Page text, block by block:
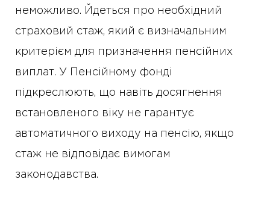
неможливо. Йдеться про необхідний
страховий стаж, який є визначальним
критерієм для призначення пенсійних
виплат. У Пенсійному фонді
підкреслюють, що навіть досягнення
встановленого віку не гарантує
автоматичного виходу на пенсію, якщо
стаж не відповідає вимогам
законодавства.